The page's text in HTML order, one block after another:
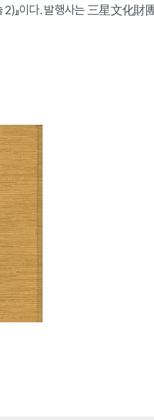
』이다. 발행사는 三星文化財